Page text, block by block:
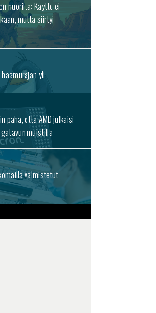
nuorilta: Käyttö ei
mutta siirtyi
yli
paha, että AMD julkaisi
muistilla
valmistetut